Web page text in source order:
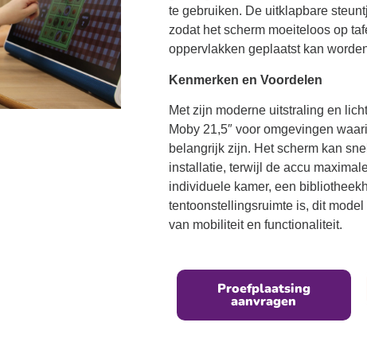
te gebruiken. De uitklapbare
zodat het scherm moeiteloos op
oppervlakken geplaatst kan
Kenmerken en Voordelen
Met zijn moderne uitstraling en
Moby 21,5″ voor omgevingen
belangrijk zijn. Het scherm kan
installatie, terwijl de accu
individuele kamer, een
tentoonstellingsruimte is, dit
van mobiliteit en functionaliteit.
Proefplaatsing
aanvragen